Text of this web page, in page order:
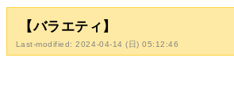
【バラエティ】
Last-modified: 2024-04-14 (日) 05:12:46